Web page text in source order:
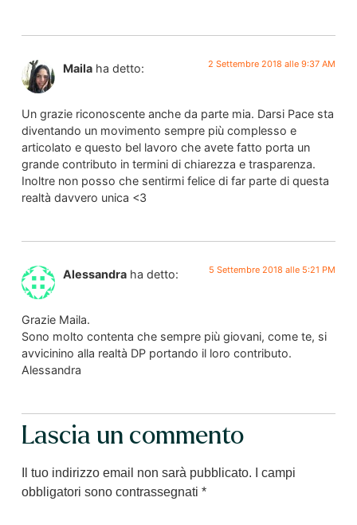
Maila ha detto: 2 Settembre 2018 alle 9:37 AM
Un grazie riconoscente anche da parte mia. Darsi Pace sta
diventando un movimento sempre più complesso e
articolato e questo bel lavoro che avete fatto porta un
grande contributo in termini di chiarezza e trasparenza.
Inoltre non posso che sentirmi felice di far parte di questa
realtà davvero unica <3
Alessandra ha detto: 5 Settembre 2018 alle 5:21 PM
Grazie Maila.
Sono molto contenta che sempre più giovani, come te, si
avvicinino alla realtà DP portando il loro contributo.
Alessandra
Lascia un commento
Il tuo indirizzo email non sarà pubblicato.
I campi
obbligatori sono contrassegnati *